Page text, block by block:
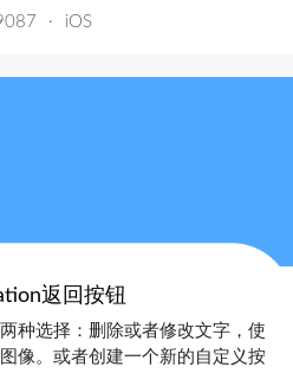
· iOS
返回按钮
种选择：删除或者修改文字，使
像。或者创建一个新的自定义按